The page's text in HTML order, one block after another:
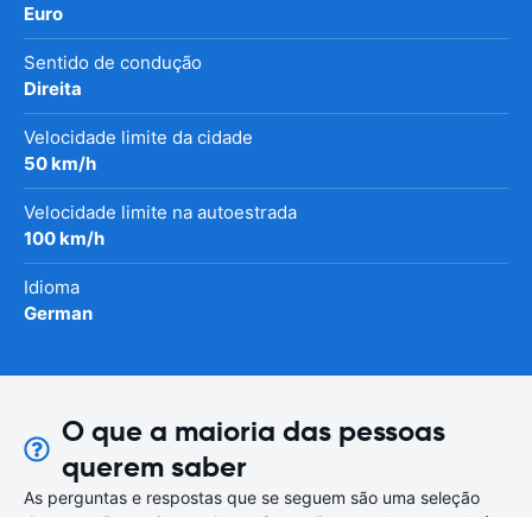
Euro
Sentido de condução
Direita
Velocidade limite da cidade
50 km/h
Velocidade limite na autoestrada
100 km/h
Idioma
German
O que a maioria das pessoas
querem saber
As perguntas e respostas que se seguem são uma seleção